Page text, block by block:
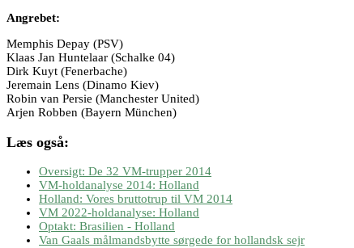
Angrebet:
Memphis Depay (PSV)
Klaas Jan Huntelaar (Schalke 04)
Dirk Kuyt (Fenerbache)
Jeremain Lens (Dinamo Kiev)
Robin van Persie (Manchester United)
Arjen Robben (Bayern München)
Læs også:
Oversigt: De 32 VM-trupper 2014
VM-holdanalyse 2014: Holland
Holland: Vores bruttotrup til VM 2014
VM 2022-holdanalyse: Holland
Optakt: Brasilien - Holland
Van Gaals målmandsbytte sørgede for hollandsk sejr